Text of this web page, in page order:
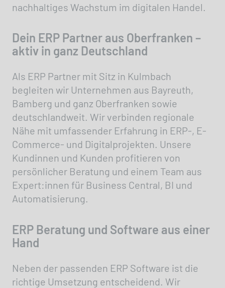
nachhaltiges Wachstum im digitalen Handel.
Dein ERP Partner aus Oberfranken –
aktiv in ganz Deutschland
Als ERP Partner mit Sitz in Kulmbach
begleiten wir Unternehmen aus Bayreuth,
Bamberg und ganz Oberfranken sowie
deutschlandweit. Wir verbinden regionale
Nähe mit umfassender Erfahrung in ERP-, E-
Commerce- und Digitalprojekten. Unsere
Kundinnen und Kunden profitieren von
persönlicher Beratung und einem Team aus
Expert:innen für Business Central, BI und
Automatisierung.
ERP Beratung und Software aus einer
Hand
Neben der passenden ERP Software ist die
richtige Umsetzung entscheidend. Wir